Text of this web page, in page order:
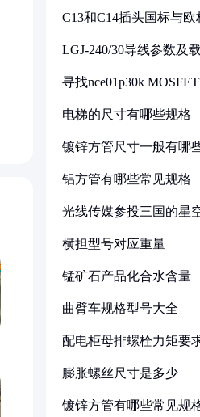
C13和C14插头国标与
LGJ-240/30导线参数及
寻找nce01p30k
电梯的尺寸有哪些规格
镀锌方管尺寸一般有哪
铝方管有哪些常见规格
光线传媒参投三国的星
横担型号对应重量
锰矿石产品化合水含量
曲臂车规格型号大全
配电柜母排螺栓力矩要
膨胀螺丝尺寸是多少
镀锌方管有哪些常见规